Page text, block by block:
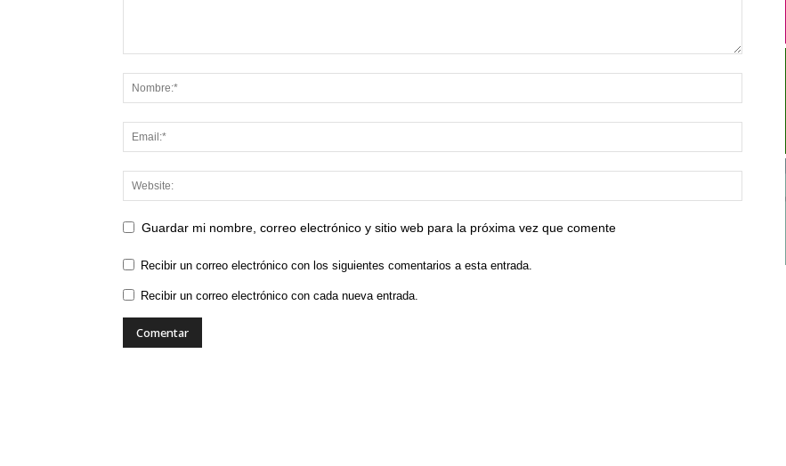
Guardar mi nombre, correo electrónico y sitio web para la próxima vez que comente
Recibir un correo electrónico con los siguientes comentarios a esta entrada.
Recibir un correo electrónico con cada nueva entrada.